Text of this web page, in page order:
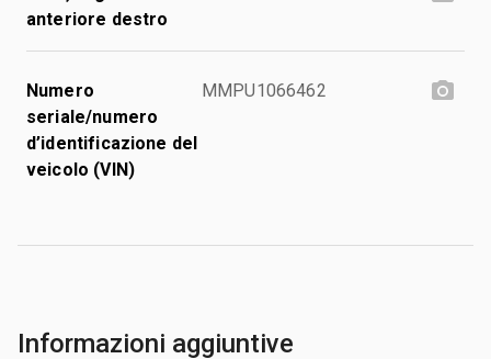
anteriore destro
Numero
seriale/numero
d’identificazione del
veicolo (VIN)
MMPU1066462
Informazioni aggiuntive